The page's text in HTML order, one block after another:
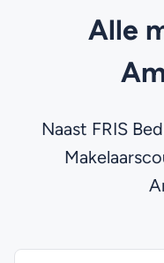
Alle
Naast FRIS